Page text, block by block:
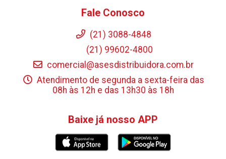
Fale Conosco
(21) 3088-4848
(21) 99602-4800
comercial@asesdistribuidora.com.br
Atendimento de segunda a sexta-feira das
08h às 12h e das 13h30 às 18h
Baixe já nosso APP